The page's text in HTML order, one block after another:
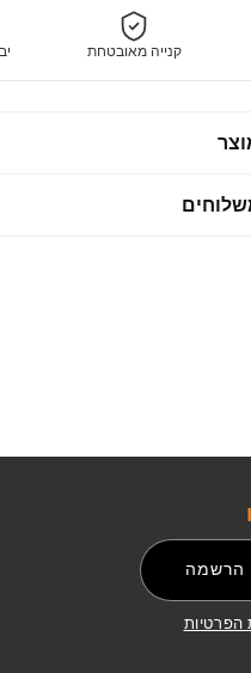
קנייה מאובטחת
הרשמה
הפרטיות